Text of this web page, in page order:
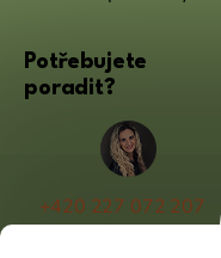
Potřebujete
poradit?
+420 227 072 207
(Po - Pá 9:00 - 17:00)